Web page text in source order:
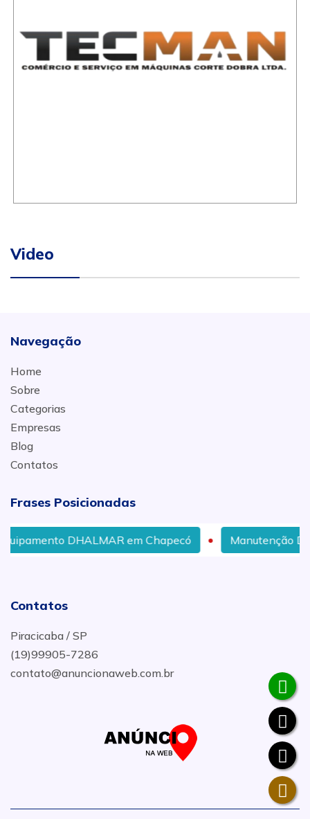
Video
Navegação
Home
Sobre
Categorias
Empresas
Blog
Contatos
Frases Posicionadas
em Chapecó Manutenção DHALMAR em
Contatos
Piracicaba / SP
(19)99905-7286
contato@anuncionaweb.com.br